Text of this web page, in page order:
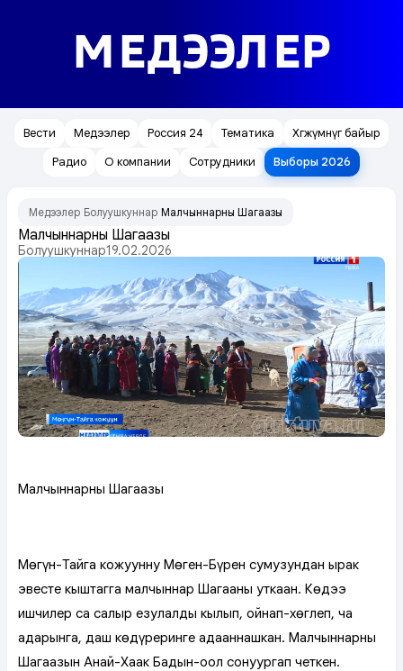
МЕДЭЭЛЕР
Вести Медээлер Россия 24 Тематика
Хөгжүмнүг байыр
Радио
О компании Сотрудники Выборы 2026
Медээлер Болуушкуннар Малчыннарның Шагаазы
Малчыннарның Шагаазы
Болуушкуннар19.02.2026
Малчыннарның Шагаазы
Мөңгүн-Тайга кожууннуң Мөген-Бүрен сумузундан ырак
эвесте кыштагга малчыннар Шагааны уткаан. Көдээ
ишчилер саң салыр езулалды кылып, ойнап-хөглеп, ча
адарынга, даш көдүреринге адааннашкан. Малчыннарның
Шагаазын Анай-Хаак Бадын-оол сонуургап четкен.